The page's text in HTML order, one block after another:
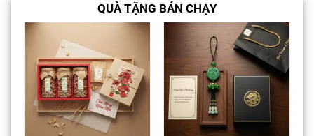
QUÀ TẶNG BÁN CHẠY